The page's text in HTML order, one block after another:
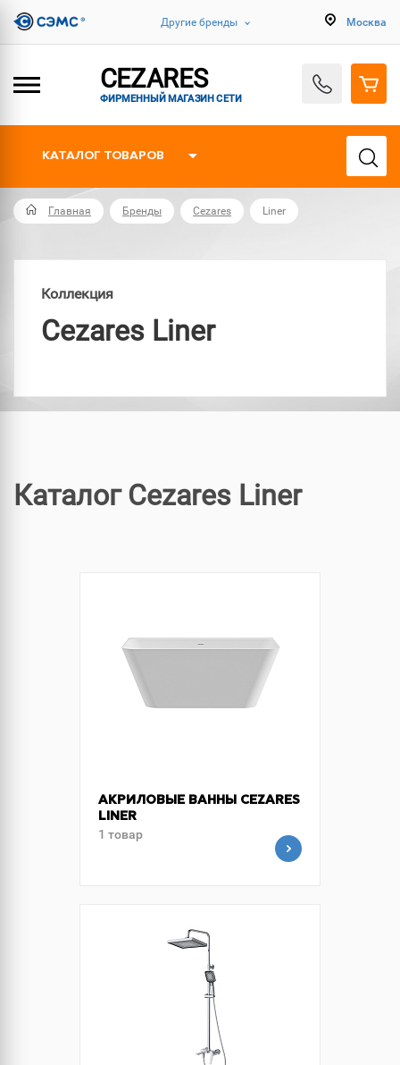
Другие бренды Москва
CEZARES
ФИРМЕННЫЙ МАГАЗИН СЕТИ
КАТАЛОГ ТОВАРОВ
Главная Бренды Cezares Liner
Коллекция
Cezares Liner
Каталог Cezares Liner
АКРИЛОВЫЕ ВАННЫ CEZARES
LINER
1 товар